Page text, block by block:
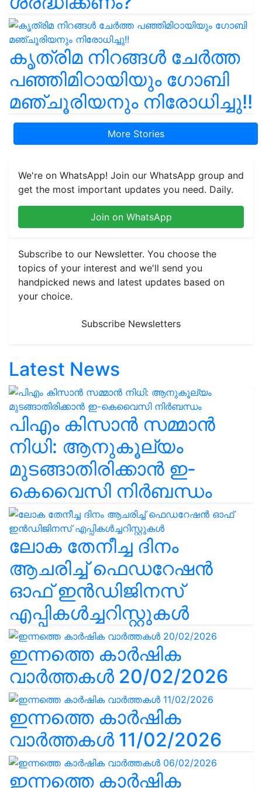
കൃത്രിമ നിറങ്ങൾ ചേർത്ത
പഞ്ഞിമിഠായിയും ഗോബി
മഞ്ചൂരിയനും നിരോധിച്ചു!!
More Stories
We're on WhatsApp! Join our WhatsApp group and
get the most important updates you need. Daily.
Join on WhatsApp
Subscribe to our Newsletter. You choose the
topics of your interest and we'll send you
handpicked news and latest updates based on
your choice.
Subscribe Newsletters
Latest News
പിഎം കിസാൻ സമ്മാൻ
നിധി: ആനുകൂല്യം
മുടങ്ങാതിരിക്കാൻ ഇ-
കെവൈസി നിർബന്ധം
ലോക തേനീച്ച ദിനം
ആചരിച്ച് ഫെഡറേഷൻ
ഓഫ് ഇൻഡിജിനസ്
എപ്പികൾച്ചറിസ്റ്റുകൾ
ഇന്നത്തെ കാർഷിക
വാർത്തകൾ 20/02/2026
ഇന്നത്തെ കാർഷിക
വാർത്തകൾ 11/02/2026
ഇന്നത്തെ കാർഷിക